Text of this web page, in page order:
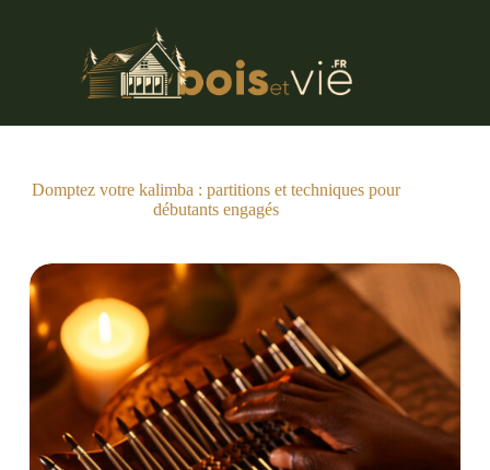
Domptez votre kalimba : partitions et techniques pour
débutants engagés